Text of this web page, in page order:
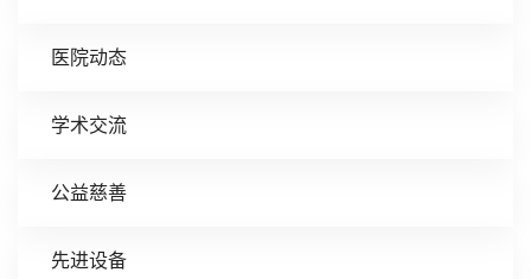
医院动态
学术交流
公益慈善
先进设备